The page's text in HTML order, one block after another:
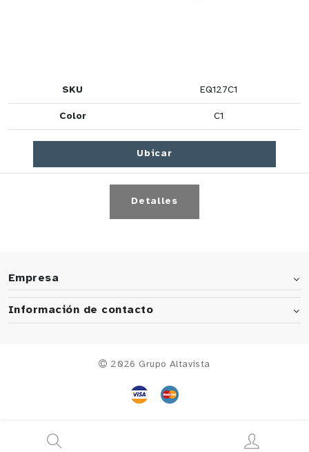
SKU EQ127C1
Color C1
Ubicar
Detalles
Empresa
Información de contacto
2026 Grupo Altavista